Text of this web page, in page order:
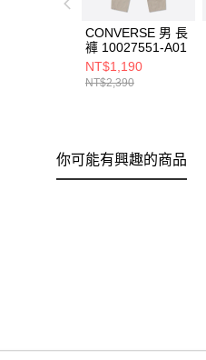
CONVERSE 男 長
褲 10027551-A01
NT$1,190
NT$2,390
你可能有興趣的商品